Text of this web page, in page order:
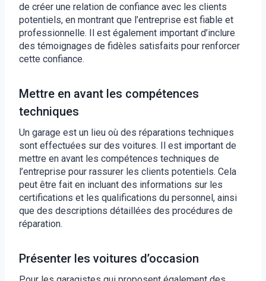
de créer une relation de confiance avec les clients
potentiels, en montrant que l’entreprise est fiable et
professionnelle. Il est également important d’inclure
des témoignages de fidèles satisfaits pour renforcer
cette confiance.
Mettre en avant les compétences
techniques
Un garage est un lieu où des réparations techniques
sont effectuées sur des voitures. Il est important de
mettre en avant les compétences techniques de
l’entreprise pour rassurer les clients potentiels. Cela
peut être fait en incluant des informations sur les
certifications et les qualifications du personnel, ainsi
que des descriptions détaillées des procédures de
réparation.
Présenter les voitures d’occasion